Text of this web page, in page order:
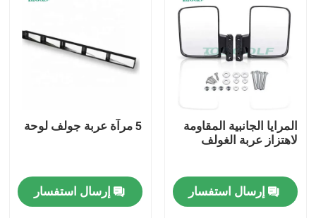
مسكن
منتجات
المرايا الجانبية المقاومة
لاهتزاز عربة الغولف
إرسال استفسار
5 مرآة عربة جولف لوحة
إرسال استفسار